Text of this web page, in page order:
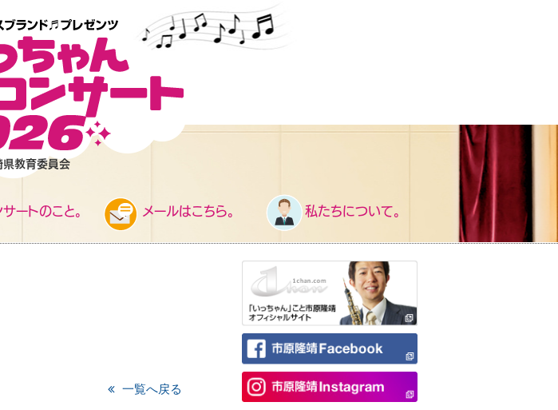
県教育委員会
ートのこと。 メールはこちら。 私たちについて。
一覧へ戻る